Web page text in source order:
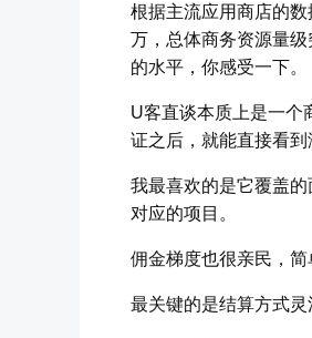
根据主流应用商店的
万，总体商务资源量
的水平，你感受一下。
U客直谈本质上是一个
证之后，就能直接看到
我最喜欢的是它覆盖
对应的项目。
佣金梯度也很亲民，简
最关键的是结算方式